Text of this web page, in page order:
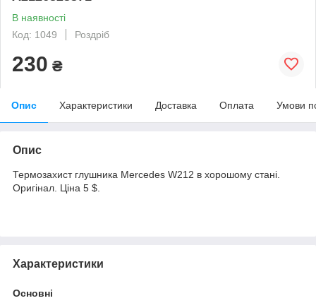
В наявності
Код: 1049
Роздріб
230 ₴
Опис Характеристики Доставка Оплата Умови
Опис
Термозахист глушника Mercedes W212 в хорошому стані.
Оригінал. Ціна 5 $.
Характеристики
Основні